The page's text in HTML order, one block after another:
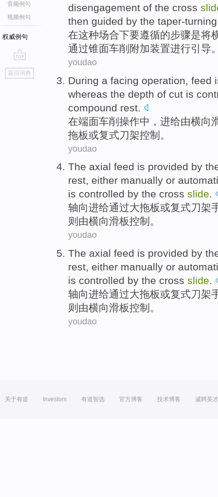
音频例句
视频例句
权威例句
go
top
返回词典
disengagement of the cross
then guided by the taper-turning
在这种场合下要遵循的步骤是将
通过锥面车削附加装置进行引导
youdao
During a facing operation feed
whereas the depth of cut is
compound rest
在端面车削 操作中， 进给由横向
拖板或复式刀架控制 。
youdao
The axial feed is provided by
rest, either manually or
is controlled by the cross slide.
轴向进给通过大拖板或复式刀架
则由横向滑板控制 。
youdao
The axial feed is provided by
rest, either manually or
is controlled by the cross slide.
轴向进给通过大拖板或复式刀架
则由横向滑板控制 。
youdao
关于有道 Investors 有道智选 官方博客 技术博客 诚聘英才